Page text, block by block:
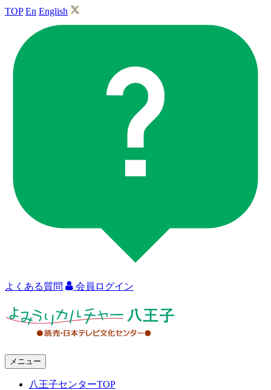
TOP En English
よくある質問 会員ログイン
メニュー
八王子センターTOP